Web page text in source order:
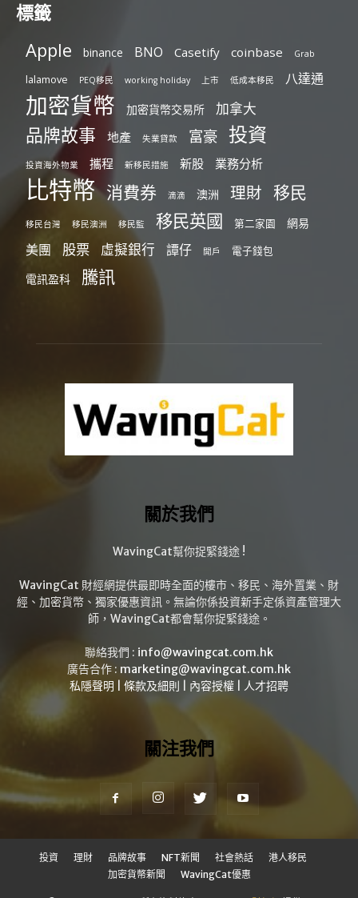
標籤
Apple binance BNO Casetify coinbase Grab
lalamove PEQ移民 working holiday 上市 低成本移民 八達通
加密貨幣 加密貨幣交易所 加拿大
品牌故事 地產 失業貸款 富豪 投資
投資海外物業 攜程 新移民措施 新股 業務分析
比特幣 消費券 滴滴 澳洲 理財 移民
移民台灣 移民澳洲 移民監 移民英國 第二家園 網易
美團 股票 虛擬銀行 譚仔 開戶 電子錢包
電訊盈科 騰訊
關於我們
WavingCat幫你捉緊錢途 !
WavingCat 財經網提供最即時全面的樓市、移民、海外置業、財
經、加密貨幣、獨家優惠資訊。無論你係投資新手定係資產管理大
師，WavingCat都會幫你捉緊錢途。
聯絡我們 : info@wavingcat.com.hk
廣告合作 : marketing@wavingcat.com.hk
私隱聲明
條款及細則 內容授權 人才招聘
關注我們
投資 理財 品牌故事 NFT新聞 社會熱話
港人移民
加密貨幣新聞
WavingCat優惠